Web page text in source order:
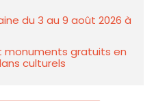
du 3 au 9 août 2026 à
monuments gratuits en
culturels